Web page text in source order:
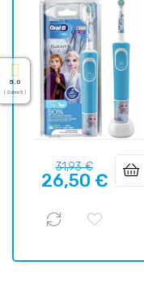
Precio
regular
31,93 €Precio
26,50 €
5.0
( Sobre 5 )